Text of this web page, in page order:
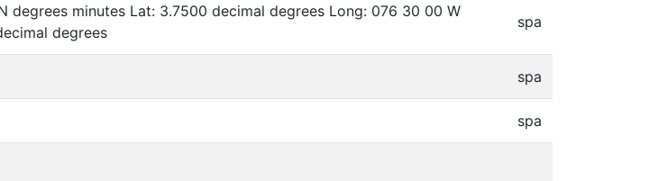
degrees minutes Lat: 3.7500 decimal degrees Long: 076 30 00 W
degrees
spa
spa
spa